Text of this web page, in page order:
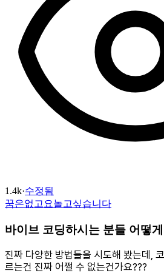
1.4k·수정됨
꿈은없고요놀고싶습니다
바이브 코딩하시는 분들 어떻
진짜 다양한 방법들을 시도해 봤는데,
르는건 진짜 어쩔 수 없는건가요???